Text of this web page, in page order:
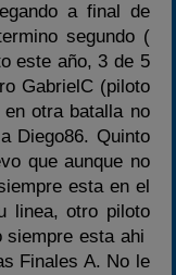
a final de
segundo (
este año, 3 de 5
GabrielC (piloto
otra batalla no
Diego86. Quinto
que aunque no
esta en el
linea, otro piloto
siempre esta ahi
Finales A. No le